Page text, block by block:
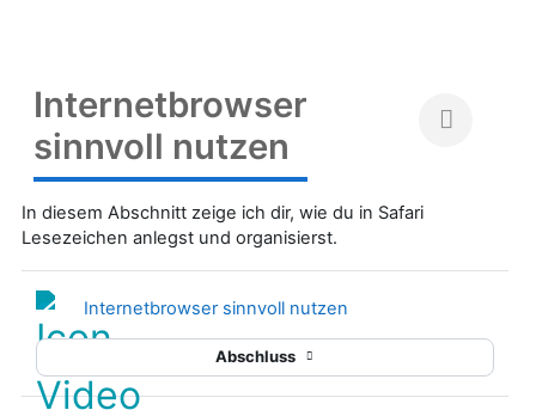
Internetbrowser
sinnvoll nutzen
In diesem Abschnitt zeige ich dir, wie du in Safari
Lesezeichen anlegst und organisierst.
Internetbrowser sinnvoll nutzen
Abschluss